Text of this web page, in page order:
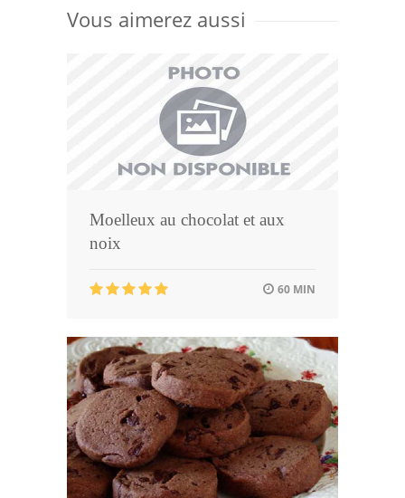
Vous aimerez aussi
Moelleux au chocolat et aux
noix
60 MIN